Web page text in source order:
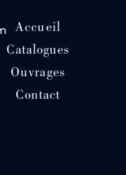
Accueil
Catalogues
Ouvrages
Contact